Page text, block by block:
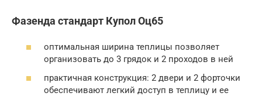
Фазенда стандарт Купол Оц65
оптимальная ширина теплицы позволяет
организовать до 3 грядок и 2 проходов в ней
практичная конструкция: 2 двери и 2 форточки
обеспечивают легкий доступ в теплицу и ее